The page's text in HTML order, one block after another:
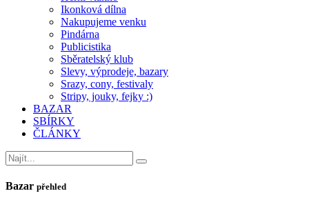
Ikonková dílna
Nakupujeme venku
Pindárna
Publicistika
Sběratelský klub
Slevy, výprodeje, bazary
Srazy, cony, festivaly
Stripy, jouky, fejky :)
BAZAR
SBÍRKY
ČLÁNKY
Bazar přehled